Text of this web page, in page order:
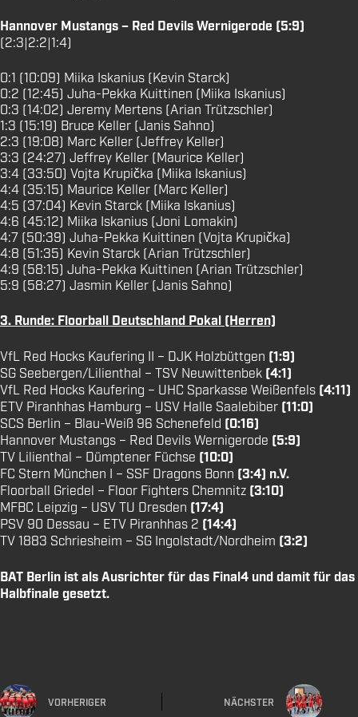
Hannover Mustangs – Red Devils Wernigerode (5:9)
(2:3|2:2|1:4)
0:1 (10:09) Miika Iskanius (Kevin Starck)
0:2 (12:45) Juha-Pekka Kuittinen (Miika Iskanius)
0:3 (14:02) Jeremy Mertens (Arian Trützschler)
1:3 (15:19) Bruce Keller (Janis Sahno)
2:3 (19:08) Marc Keller (Jeffrey Keller)
3:3 (24:27) Jeffrey Keller (Maurice Keller)
3:4 (33:50) Vojta Krupička (Miika Iskanius)
4:4 (35:15) Maurice Keller (Marc Keller)
4:5 (37:04) Kevin Starck (Miika Iskanius)
4:6 (45:12) Miika Iskanius (Joni Lomakin)
4:7 (50:39) Juha-Pekka Kuittinen (Vojta Krupička)
4:8 (51:35) Kevin Starck (Arian Trützschler)
4:9 (58:15) Juha-Pekka Kuittinen (Arian Trützschler)
5:9 (58:27) Jasmin Keller (Janis Sahno)
3. Runde: Floorball Deutschland Pokal (Herren)
VfL Red Hocks Kaufering II – DJK Holzbüttgen (1:9)
SG Seebergen/Lilienthal – TSV Neuwittenbek (4:1)
VfL Red Hocks Kaufering – UHC Sparkasse Weißenfels (4:11)
ETV Piranhhas Hamburg – USV Halle Saalebiber (11:0)
SCS Berlin – Blau-Weiß 96 Schenefeld (0:16)
Hannover Mustangs – Red Devils Wernigerode (5:9)
TV Lilienthal – Dümptener Füchse (10:0)
FC Stern München I – SSF Dragons Bonn (3:4) n.V.
Floorball Griedel – Floor Fighters Chemnitz (3:10)
MFBC Leipzig – USV TU Dresden (17:4)
PSV 90 Dessau – ETV Piranhhas 2 (14:4)
TV 1883 Schriesheim – SG Ingolstadt/Nordheim (3:2)
BAT Berlin ist als Ausrichter für das Final4 und damit für das
Halbfinale gesetzt.
VORHERIGER NÄCHSTER